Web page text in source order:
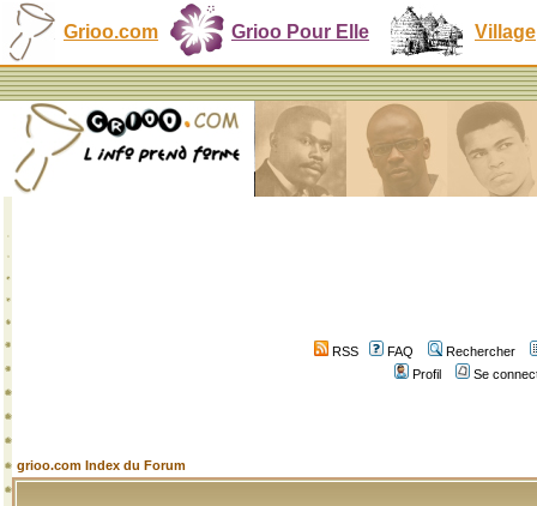
Grioo.com Grioo Pour Elle Village
RSS FAQ
Rechercher
Profil
Se
grioo.com Index du Forum